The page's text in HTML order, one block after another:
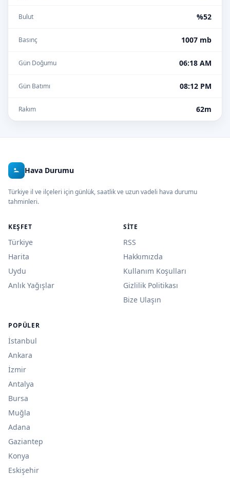
Bulut %52
Basınç 1007 mb
Gün Doğumu 06:18 AM
Gün Batımı 08:12 PM
Rakım 62m
Hava Durumu
Türkiye il ve ilçeleri için günlük, saatlik ve uzun vadeli hava durumu
tahminleri.
KEŞFET
Türkiye
Harita
Uydu
Anlık Yağışlar
SITE
RSS
Hakkımızda
Kullanım Koşulları
Gizlilik Politikası
Bize Ulaşın
POPÜLER
İstanbul
Ankara
İzmir
Antalya
Bursa
Muğla
Adana
Gaziantep
Konya
Eskişehir